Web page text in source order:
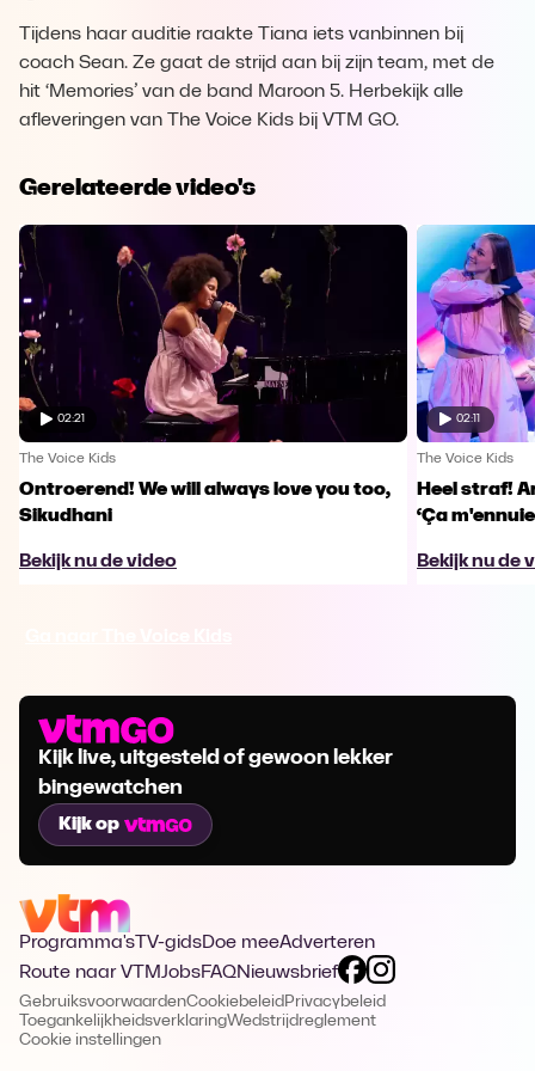
Tijdens haar auditie raakte Tiana iets vanbinnen bij
coach Sean. Ze gaat de strijd aan bij zijn team, met de
hit ‘Memories’ van de band Maroon 5. Herbekijk alle
afleveringen van The Voice Kids bij VTM GO.
Gerelateerde video's
02:21
The Voice Kids
Ontroerend! We will always love you too,
Sikudhani
Bekijk nu de video
02:11
The Voice Kids
Heel straf!
‘Ça
Bekijk nu de
Kijk live, uitgesteld of gewoon lekker
bingewatchen
Kijk op
Programma's TV-gidsDoe meeAdverteren
Route naar VTMJobsFAQNieuwsbrief
GebruiksvoorwaardenCookiebeleid Privacybeleid
ToegankelijkheidsverklaringWedstrijdreglement
Cookie instellingen